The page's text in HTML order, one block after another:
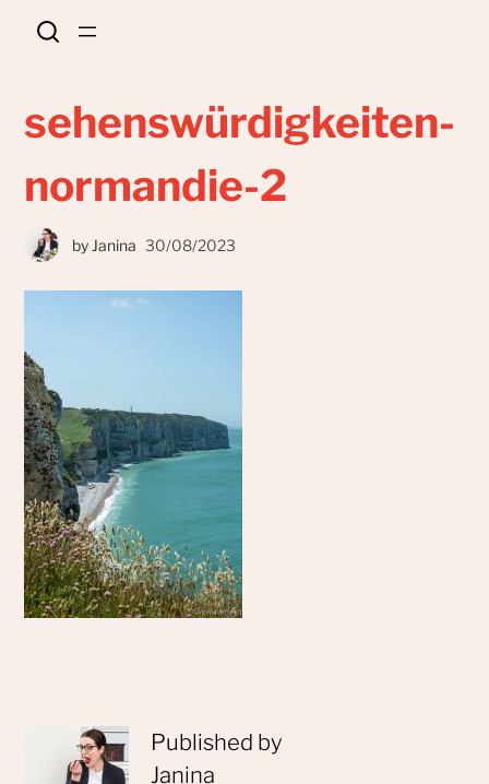
sehenswürdigkeiten-
normandie-2
by Janina 30/08/2023
Published by
Janina